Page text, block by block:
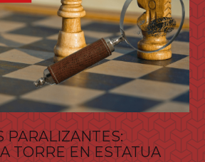
PARALIZANTES:
TORRE EN ESTATUA